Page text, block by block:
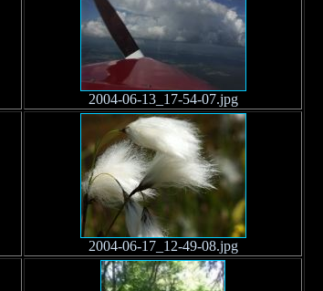
2004-06-13_17-54-07.jpg
2004-06-17_12-49-08.jpg